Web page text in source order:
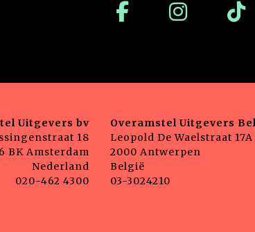
Uitgevers bv
18
BK Amsterdam
Nederland
020-462 4300
Overamstel Uitgevers
Leopold De Waelstraat 17A
2000 Antwerpen
België
03-3024210